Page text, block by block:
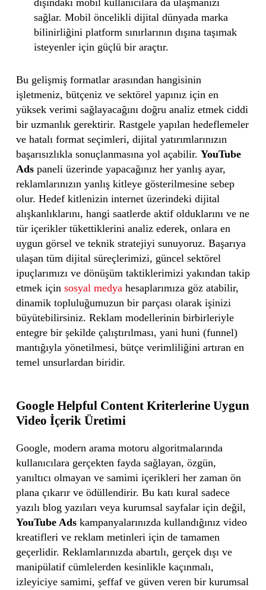
dışındaki mobil kullanıcılara da ulaşmanızı
sağlar. Mobil öncelikli dijital dünyada marka
bilinirliğini platform sınırlarının dışına taşımak
isteyenler için güçlü bir araçtır.
Bu gelişmiş formatlar arasından hangisinin
işletmeniz, bütçeniz ve sektörel yapınız için en
yüksek verimi sağlayacağını doğru analiz etmek ciddi
bir uzmanlık gerektirir. Rastgele yapılan hedeflemeler
ve hatalı format seçimleri, dijital yatırımlarınızın
başarısızlıkla sonuçlanmasına yol açabilir. YouTube
Adspaneli üzerinde yapacağınız her yanlış ayar,
reklamlarınızın yanlış kitleye gösterilmesine sebep
olur. Hedef kitlenizin internet üzerindeki dijital
alışkanlıklarını, hangi saatlerde aktif olduklarını ve ne
tür içerikler tükettiklerini analiz ederek, onlara en
uygun görsel ve teknik stratejiyi sunuyoruz. Başarıya
ulaşan tüm dijital süreçlerimizi, güncel sektörel
ipuçlarımızı ve dönüşüm taktiklerimizi yakından takip
etmek için sosyal medyahesaplarımıza göz atabilir,
dinamik topluluğumuzun bir parçası olarak işinizi
büyütebilirsiniz. Reklam modellerinin birbirleriyle
entegre bir şekilde çalıştırılması, yani huni (funnel)
mantığıyla yönetilmesi, bütçe verimliliğini artıran en
temel unsurlardan biridir.
Google Helpful Content Kriterlerine Uygun
Video İçerik Üretimi
Google, modern arama motoru algoritmalarında
kullanıcılara gerçekten fayda sağlayan, özgün,
yanıltıcı olmayan ve samimi içerikleri her zaman ön
plana çıkarır ve ödüllendirir. Bu katı kural sadece
yazılı blog yazıları veya kurumsal sayfalar için değil,
YouTube Adskampanyalarınızda kullandığınız video
kreatifleri ve reklam metinleri için de tamamen
geçerlidir. Reklamlarınızda abartılı, gerçek dışı ve
manipülatif cümlelerden kesinlikle kaçınmalı,
izleyiciye samimi, şeffaf ve güven veren bir kurumsal